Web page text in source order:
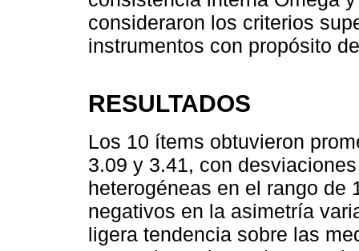
consideraron los criterios
instrumentos con propósito
RESULTADOS
Los 10 ítems obtuvieron
3.09 y 3.41, con
heterogéneas en el rango de
negativos en la asimetría
ligera tendencia sobre las